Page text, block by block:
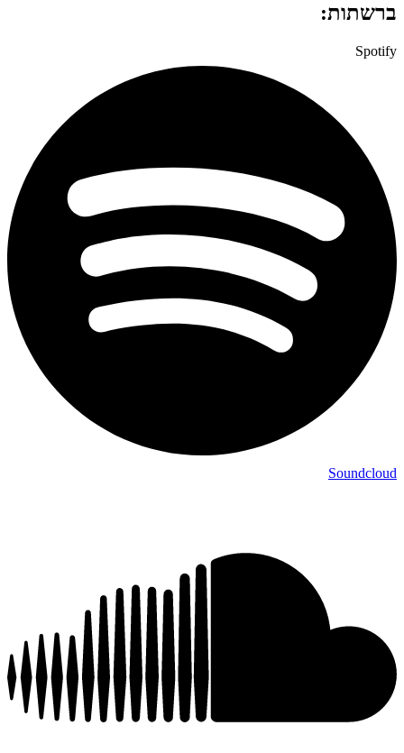
ברשתות:
Spotify
Soundcloud